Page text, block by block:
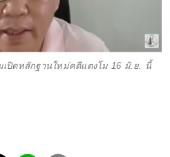
ปิดหลักฐานใหม่คดีแตงโม 16 มิ.ย. นี้